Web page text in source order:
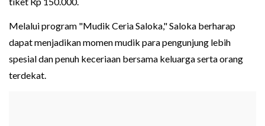
Melalui program "Mudik Ceria Saloka," Saloka berharap
dapat menjadikan momen mudik para pengunjung lebih
spesial dan penuh keceriaan bersama keluarga serta orang
terdekat.